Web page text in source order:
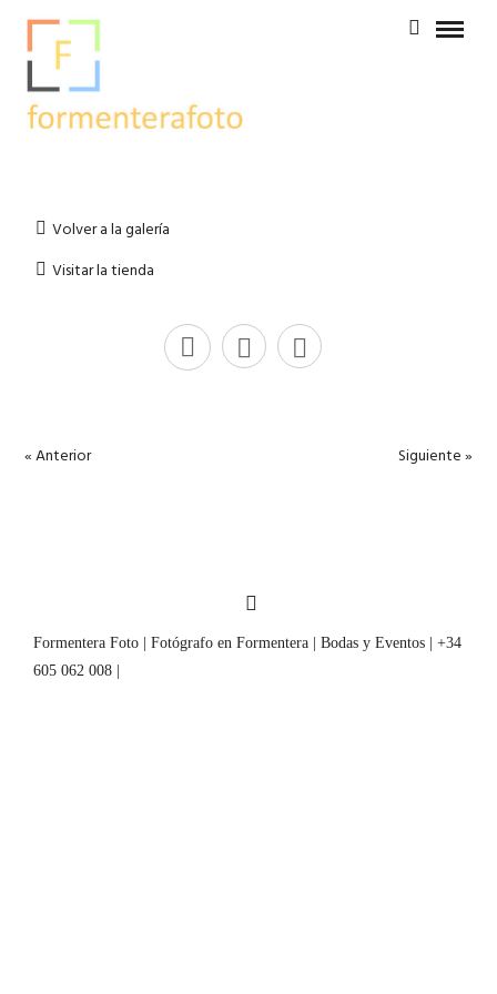
Volver a la galería
Visitar la tienda
« Anterior Siguiente »
Formentera Foto | Fotógrafo en Formentera | Bodas y Eventos | +34
605 062 008 |